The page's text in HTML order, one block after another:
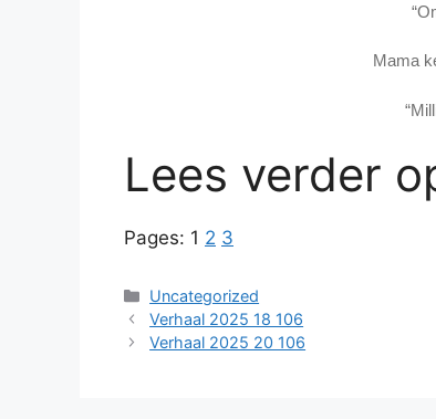
Mama
Lees verder
Pages: 1 2 3
Categories
Uncategorized
Verhaal 2025 18 106
Verhaal 2025 20 106